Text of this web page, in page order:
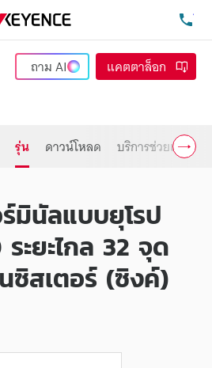
ถามAI แคตตาล็อก
รุ่น ดาวน์โหลด บริการช่วยเหลือ
มินัลแบบยุโรป
ยะไกล 32 จุด
ซิสเตอร์ (ซิงค์)